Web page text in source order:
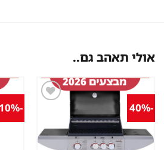
אולי תאהב גם..
במועדפים